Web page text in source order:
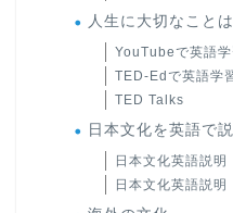
人生に大切なこと
YouTubeで英語学
TED-Edで英語学
TED Talks
日本文化を英語で
日本文化英語説明
日本文化英語説明